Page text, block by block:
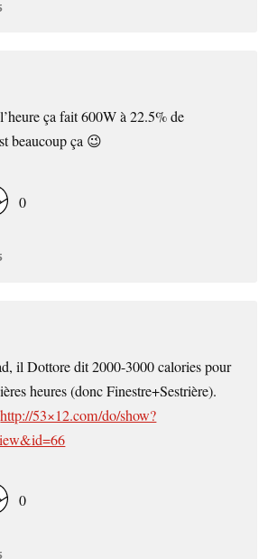
ça fait 600W à 22.5% de
beaucoup ça 😉
0
il Dottore dit 2000-3000 calories pour
heures (donc Finestre+Sestrière).
http://53×12.com/do/show?
0